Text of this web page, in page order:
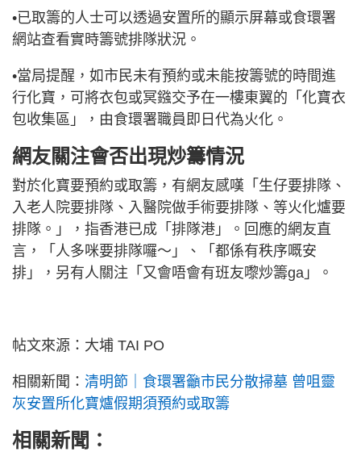
•已取籌的人士可以透過安置所的顯示屏幕或食環署
網站查看實時籌號排隊狀況。
•當局提醒，如市民未有預約或未能按籌號的時間進
行化寶，可將衣包或冥鏹交予在一樓東翼的「化寶衣
包收集區」，由食環署職員即日代為火化。
網友關注會否出現炒籌情況
對於化寶要預約或取籌，有網友感嘆「生仔要排隊、
入老人院要排隊、入醫院做手術要排隊、等火化爐要
排隊。」，指香港已成「排隊港」。回應的網友直
言，「人多咪要排隊囉～」、「都係有秩序嘅安
排」，另有人關注「又會唔會有班友嚟炒籌ga」。
帖文來源：大埔 TAI PO
相關新聞： 清明節｜食環署籲市民分散掃墓 曾咀靈
灰安置所化寶爐假期須預約或取籌
相關新聞：